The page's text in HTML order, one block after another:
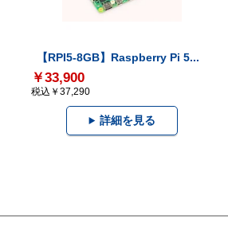
【RPI5-8GB】Raspberry Pi 5...
￥33,900
税込￥37,290
詳細を見る